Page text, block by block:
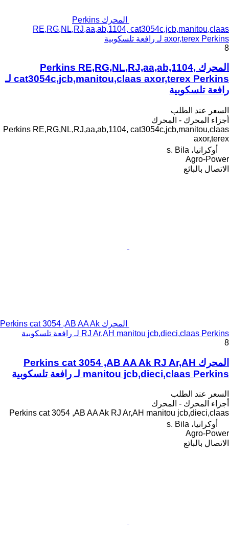
المحرك Perkins
RE,RG,NL,RJ,aa,ab,1104, cat3054c,jcb,manitou,claas
axor,terex Perkins لـ رافعة تلسكوبية
8
المحرك Perkins RE,RG,NL,RJ,aa,ab,1104,
cat3054c,jcb,manitou,claas axor,terex Perkins لـ
رافعة تلسكوبية
السعر عند الطلب
أجزاء المحرك - المحرك
Perkins RE,RG,NL,RJ,aa,ab,1104, cat3054c,jcb,manitou,claas
axor,terex
أوكرانيا، s. Bila
Agro-Power
الاتصال بالبائع
المحرك Perkins cat 3054 ,AB AA Ak
RJ Ar,AH manitou jcb,dieci,claas Perkins لـ رافعة تلسكوبية
8
المحرك Perkins cat 3054 ,AB AA Ak RJ Ar,AH
manitou jcb,dieci,claas Perkins لـ رافعة تلسكوبية
السعر عند الطلب
أجزاء المحرك - المحرك
Perkins cat 3054 ,AB AA Ak RJ Ar,AH manitou jcb,dieci,claas
أوكرانيا، s. Bila
Agro-Power
الاتصال بالبائع